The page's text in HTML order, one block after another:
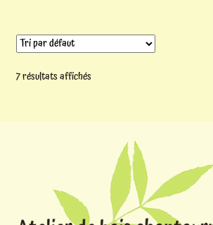
7 résultats affichés